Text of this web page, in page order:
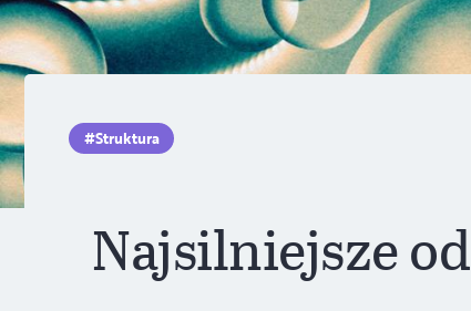
Struktura
Najsilniejsze